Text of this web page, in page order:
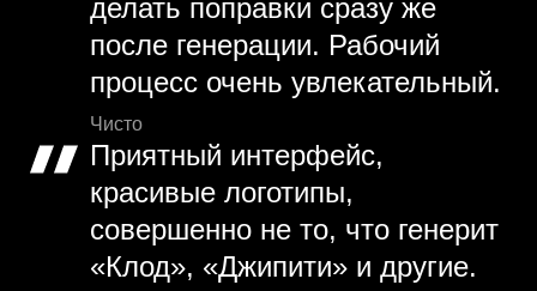
делать поправки сразу же
после генерации. Рабочий
процесс очень увлекательный.
Чисто
Приятный интерфейс,
красивые логотипы,
совершенно не то, что генерит
«Клод», «Джипити» и другие.